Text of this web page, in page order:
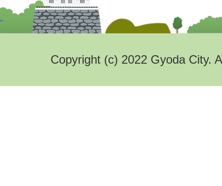
Copyright (c) 2022 Gyoda City.